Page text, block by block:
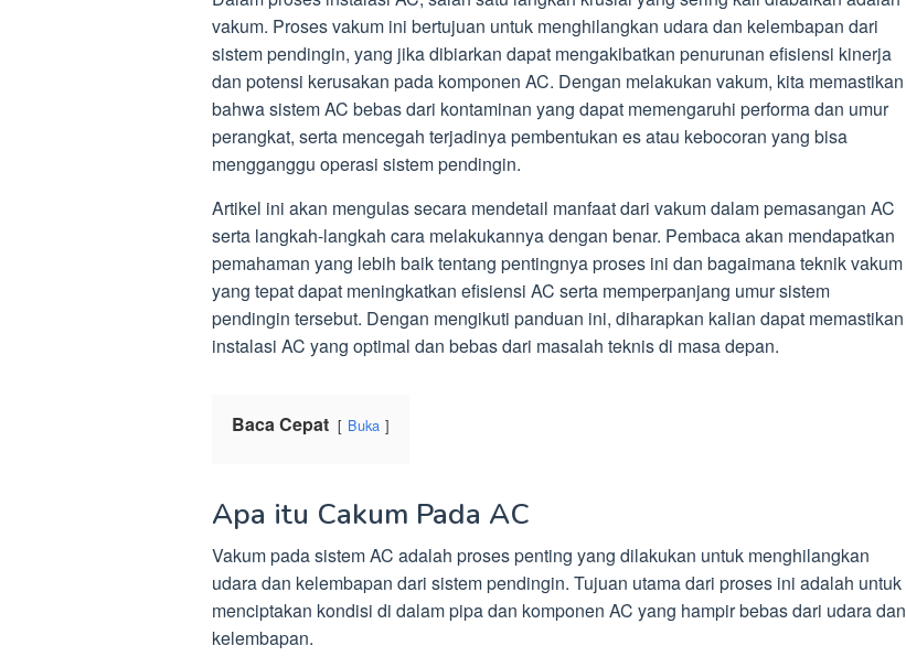
vakum. Proses vakum ini bertujuan untuk menghilangkan udara dan kelembapan dari
sistem pendingin, yang jika dibiarkan dapat mengakibatkan penurunan efisiensi kinerja
dan potensi kerusakan pada komponen AC. Dengan melakukan vakum, kita memastikan
bahwa sistem AC bebas dari kontaminan yang dapat memengaruhi performa dan umur
perangkat, serta mencegah terjadinya pembentukan es atau kebocoran yang bisa
mengganggu operasi sistem pendingin.
Artikel ini akan mengulas secara mendetail manfaat dari vakum dalam pemasangan AC
serta langkah-langkah cara melakukannya dengan benar. Pembaca akan mendapatkan
pemahaman yang lebih baik tentang pentingnya proses ini dan bagaimana teknik vakum
yang tepat dapat meningkatkan efisiensi AC serta memperpanjang umur sistem
pendingin tersebut. Dengan mengikuti panduan ini, diharapkan kalian dapat memastikan
instalasi AC yang optimal dan bebas dari masalah teknis di masa depan.
Baca Cepat Buka
Apa itu Cakum Pada AC
Vakum pada sistem AC adalah proses penting yang dilakukan untuk menghilangkan
udara dan kelembapan dari sistem pendingin. Tujuan utama dari proses ini adalah untuk
menciptakan kondisi di dalam pipa dan komponen AC yang hampir bebas dari udara dan
kelembapan.